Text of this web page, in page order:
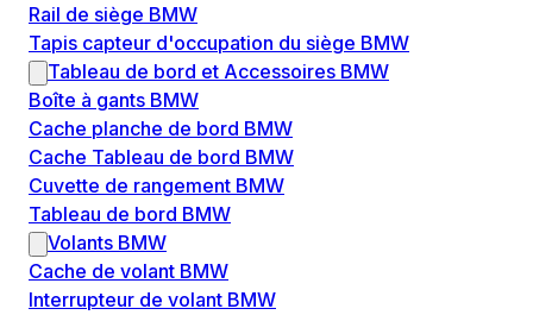
Rail de siège BMW
Tapis capteur d'occupation du siège BMW
Tableau de bord et Accessoires BMW
Boîte à gants BMW
Cache planche de bord BMW
Cache Tableau de bord BMW
Cuvette de rangement BMW
Tableau de bord BMW
Volants BMW
Cache de volant BMW
Interrupteur de volant BMW